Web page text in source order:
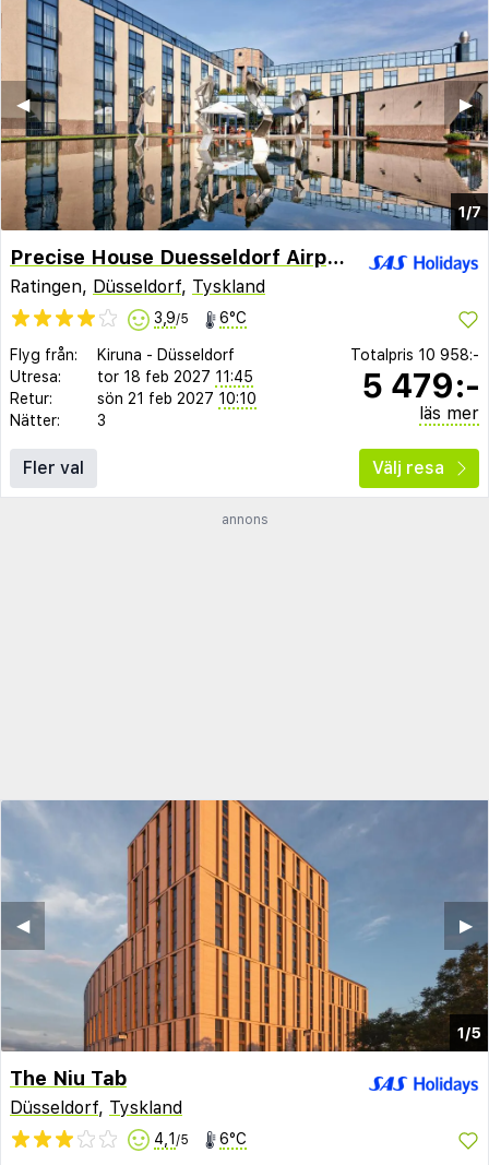
1/7
▶︎
◀︎
Precise House Duesseldorf Airport
Ratingen, Düsseldorf, Tyskland
3,9/5 6°C
Flyg från: Kiruna - Düsseldorf
Utresa:
tor 18 feb 2027 11:45
Retur:
sön 21 feb 2027 10:10
Nätter:
3
Totalpris 10 958:-
5 479:-
läs mer
Fler val Välj resa
annons
1/5
▶︎
◀︎
The Niu Tab
Düsseldorf, Tyskland
4,1 /5 6°C